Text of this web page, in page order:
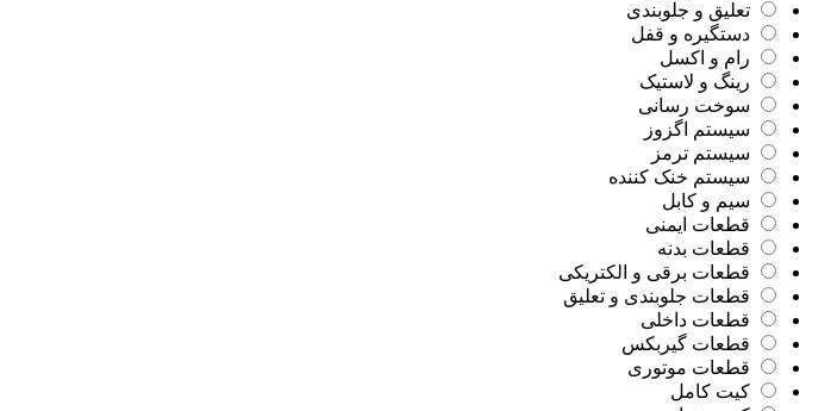
تعلیق و جلوبندی
دستگیره و قفل
رام و اکسل
رینگ و لاستیک
سوخت رسانی
سیستم اگزوز
سیستم ترمز
سیستم خنک کننده
سیم و کابل
قطعات ایمنی
قطعات بدنه
قطعات برقی و الکتریکی
قطعات جلوبندی و تعلیق
قطعات داخلی
قطعات گیربکس
قطعات موتوری
کیت کامل